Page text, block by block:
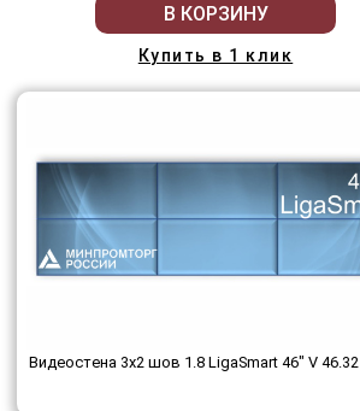
В КОРЗИНУ
Купить в 1 клик
Видеостена 3x2 шов 1.8 LigaSmart 46" V 46.32